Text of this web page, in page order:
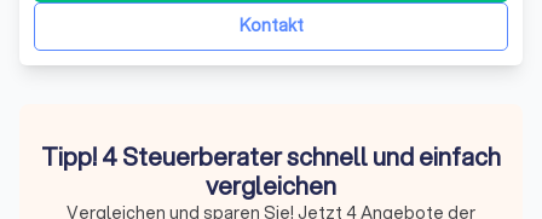
Kontakt
Tipp! 4 Steuerberater schnell und einfach
vergleichen
Vergleichen und sparen Sie! Jetzt 4 Angebote der